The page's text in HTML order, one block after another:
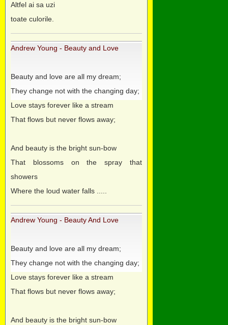
Altfel ai sa uzi
toate culorile.
Andrew Young - Beauty and Love
Beauty and love are all my dream;
They change not with the changing day;
Love stays forever like a stream
That flows but never flows away;
And beauty is the bright sun-bow
That blossoms on the spray that
showers
Where the loud water falls .....
Andrew Young - Beauty And Love
Beauty and love are all my dream;
They change not with the changing day;
Love stays forever like a stream
That flows but never flows away;
And beauty is the bright sun-bow